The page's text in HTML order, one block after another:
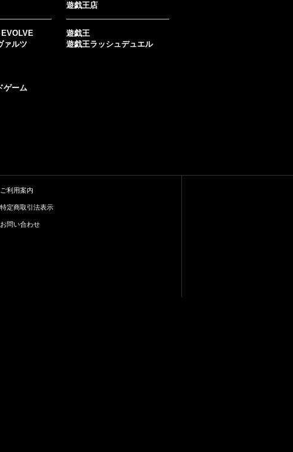
ァルツ
ゲーム
遊戯王店
遊戯王
遊戯王ラッシュデュエル
ご利用案内
特定商取引法表示
お問い合わせ